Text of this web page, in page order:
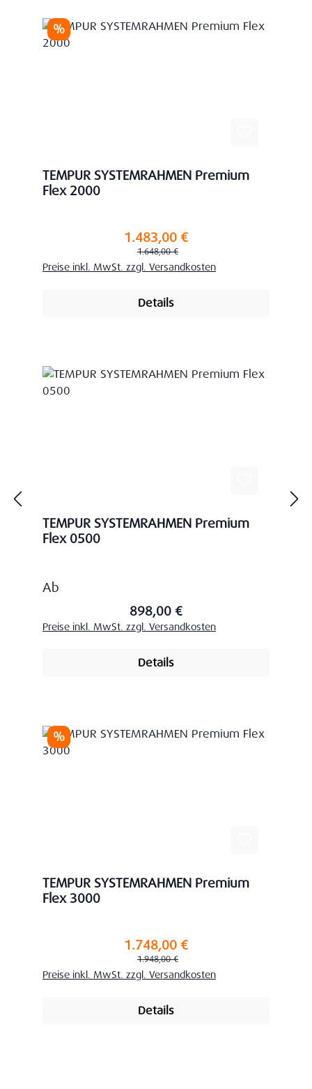
Rabatt
%
TEMPUR SYSTEMRAHMEN Premium
Flex 2000
Verkaufspreis:1.483,00 €
Regulärer Preis:
1.648,00 €
Preise inkl. MwSt. zzgl. Versandkosten
Details
TEMPUR SYSTEMRAHMEN Premium
Flex 0500
Regulärer Preis:
Ab
898,00 €
Preise inkl. MwSt. zzgl. Versandkosten
Details
Rabatt
%
TEMPUR SYSTEMRAHMEN Premium
Flex 3000
Verkaufspreis:1.748,00 €
Regulärer Preis:
1.948,00 €
Preise inkl. MwSt. zzgl. Versandkosten
Details